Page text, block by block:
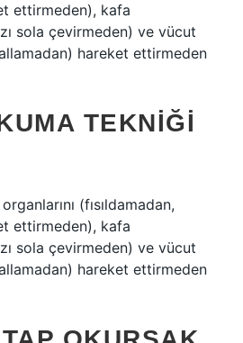
ettirmeden), kafa
sola çevirmeden) ve vücut
hareket ettirmeden
TEKNIĞI
(fısıldamadan,
ettirmeden), kafa
sola çevirmeden) ve vücut
hareket ettirmeden